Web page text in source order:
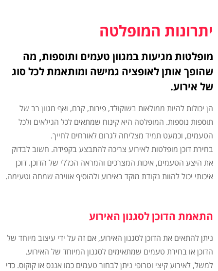
יתרונות המופלטה
מופלטות מגיעות במגוון טעמים ותוספות, מה
שהופך אותן לאופציה גמישה ומותאמת לכל סוג
של אירוע.
הן יכולות להיות ממולאות בשוקולד, פירות, קרם, ואף מגוון רב של
תוספות נוספות. המופלטה היא קינוח שמתאים לכל הגילאים ולכל
הטעמים, וכמעט תמיד מצליחה לגרום לאורחים לחייך.
בחירת דוכן מופלטות לאירוע צריכה להתבצע בקפידה. חשוב לבדוק
את היצע הטעמים, איכות המצרכים והמראה הכללי של הדוכן. דוכן
איכותי יכול להוות נקודת מוקד באירוע ולהוסיף אווירה שמחה וטעימה.
התאמת הדוכן לסגנון האירוע
ניתן להתאים את הדוכן לסגנון האירוע, אם זה על ידי עיצוב מיוחד של
הדוכן או בחירת טעמים שמתאימים לסגנון המיוחד של האירוע.
למשל, לאירוע קיצי וטרופי ניתן לבחור טעמים כמו אננס או קוקוס. כדי